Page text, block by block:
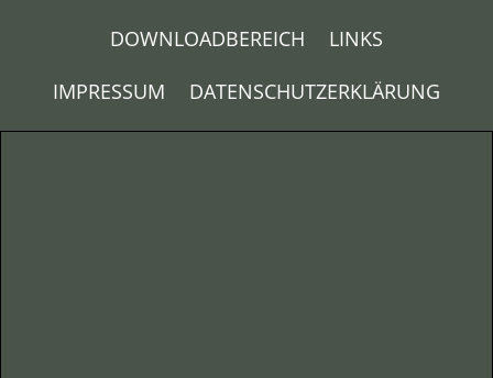
DOWNLOADBEREICH
LINKS
IMPRESSUM
DATENSCHUTZERKLÄRUNG